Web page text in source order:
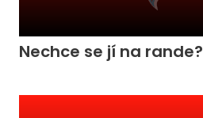
Nechce se jí na rande?